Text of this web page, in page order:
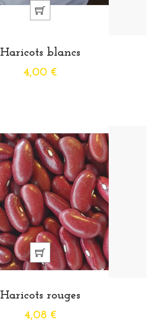
Haricots blancs
4,00 €
Haricots rouges
4,08 €